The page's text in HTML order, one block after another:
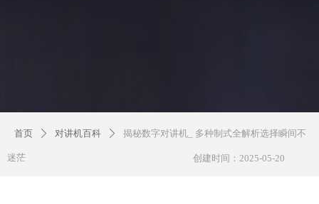
首页 ꄲ 对讲机百科 ꄲ 揭秘数字对讲机_ 多种制式全解析选择瞬间不
迷茫 创建时间： 2025-05-20